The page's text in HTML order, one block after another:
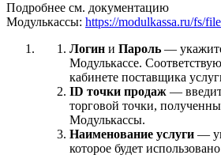
Подробнее см. документацию
Модулькассы: https://modulkassa.ru/fs/
Логин и Пароль —
Модулькассе.
кабинете поставщика
ID точки продаж —
торговой точки,
Модулькассы.
Наименование услуги —
которое будет